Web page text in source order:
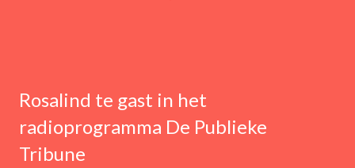
Rosalind te gast in het
radioprogramma De Publieke
Tribune